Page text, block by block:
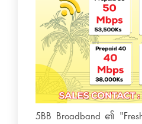
5BB Broadband ၏